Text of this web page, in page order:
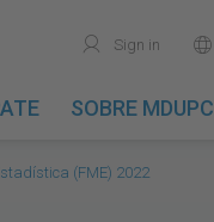
user Sign in world
SOBRE MDUPC
(FME) 2022